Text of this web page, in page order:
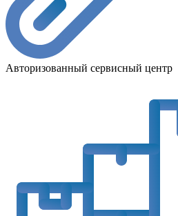
Авторизованный сервисный центр